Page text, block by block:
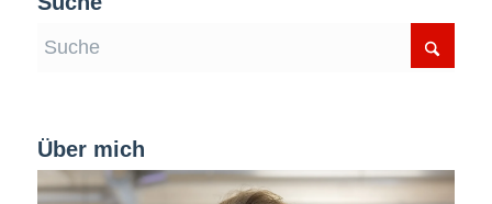
Über mich